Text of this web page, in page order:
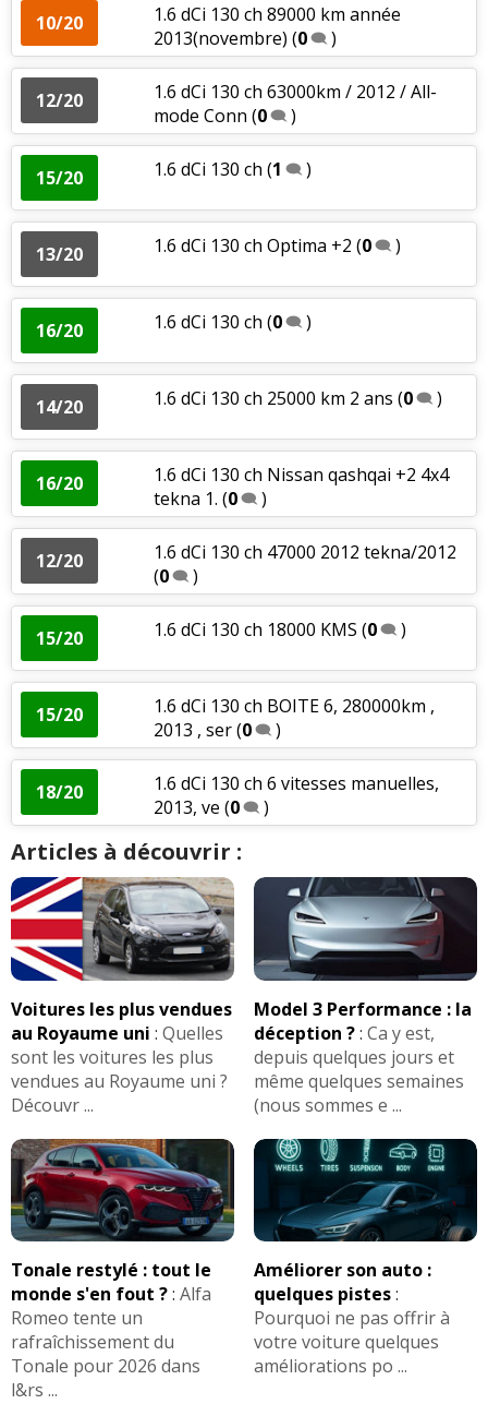
10/20
1.6 dCi 130 ch 89000 km année
2013(novembre) (0 )
12/20
1.6 dCi 130 ch 63000km / 2012 / All-
mode Conn (0 )
15/20 1.6 dCi 130 ch (1 )
13/20 1.6 dCi 130 ch Optima +2 (0 )
16/20 1.6 dCi 130 ch (0 )
14/20 1.6 dCi 130 ch 25000 km 2 ans (0 )
16/20
1.6 dCi 130 ch Nissan qashqai +2 4x4
tekna 1. (0 )
12/20
1.6 dCi 130 ch 47000 2012 tekna/2012
(0 )
15/20 1.6 dCi 130 ch 18000 KMS (0 )
15/20
1.6 dCi 130 ch BOITE 6, 280000km ,
2013 , ser(0 )
18/20
1.6 dCi 130 ch 6 vitesses manuelles,
2013, ve (0 )
Articles à découvrir :
Voitures les plus vendues
au Royaume uni : Quelles
sont les voitures les plus
vendues au Royaume uni ?
Découvr ...
Model 3 Performance : la
déception ?: Ca y est,
depuis quelques jours et
même quelques semaines
(nous sommes e ...
Tonale restylé : tout le
monde s'en fout ?: Alfa
Romeo tente un
rafraîchissement du
Tonale pour 2026 dans
l&rs ...
Améliorer son auto :
quelques pistes:
Pourquoi ne pas offrir à
votre voiture quelques
améliorations po ...